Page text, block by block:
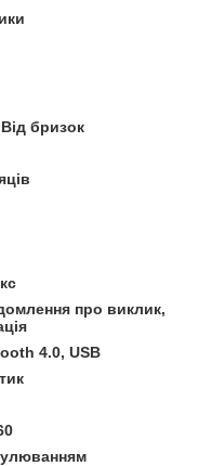
бризок
про виклик,
4.0, USB